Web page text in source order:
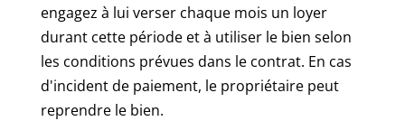
engagez à lui verser chaque mois un loyer
durant cette période et à utiliser le bien selon
les conditions prévues dans le contrat. En cas
d'incident de paiement, le propriétaire peut
reprendre le bien.